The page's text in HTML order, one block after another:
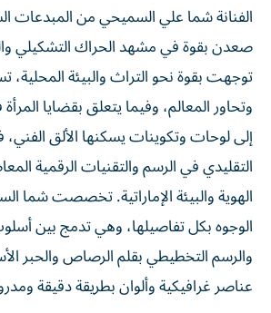
الفنانة شما علي السميحي من المبدعات
صعدن بقوة في مشهد الحراك التشكيلي
توجهت بقوة نحو التراث والبيئة المحلية،
وتحاور المعالم، وفيما يتعلق بقضايا
إلى لوحات وتكوينات يسكنها الألق
التقليدي في الرسم والتقنيات الرقمية
الهوية والبيئة الإماراتية. تخصصت شما
الوجوه بكل تفاصيلها، وهي تدمج بين
والرسم التخطيطي بقلم الرصاص والحبر
عناصر غرافيكية وألوان بطريقة دقيقة